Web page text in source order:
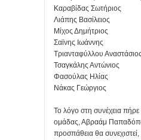
Καραβίδας Σωτήριος
Λιάπης Βασίλειος
Μίχος Δημήτριος
Σαϊνης Ιωάννης
Τριανταφύλλου Αναστάσιος
Τσαγκάλης Αντώνιος
Φασούλας Ηλίας
Νάκας Γεώργιος
Το λόγο στη συνέχεια
ομάδας, Αβραάμ
προσπάθεια θα